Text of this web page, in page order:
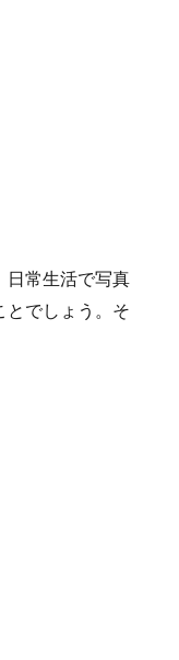
日常生活で写真
とでしょう。そ